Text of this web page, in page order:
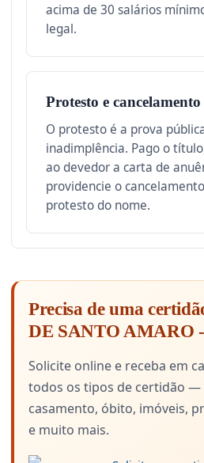
acima de 30 salários
legal.
Protesto e
O protesto é a prova
inadimplência. Pago o
ao devedor a carta de
providencie o
protesto do nome.
Precisa de uma
DE SANTO AMARO
Solicite online e receba em
todos os tipos de certidão —
casamento, óbito, imóveis,
e muito mais.